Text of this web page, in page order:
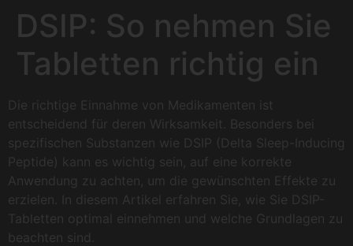
DSIP: So nehmen Sie
Tabletten richtig ein
Die richtige Einnahme von Medikamenten ist
entscheidend für deren Wirksamkeit. Besonders bei
spezifischen Substanzen wie DSIP (Delta Sleep-Inducing
Peptide) kann es wichtig sein, auf eine korrekte
Anwendung zu achten, um die gewünschten Effekte zu
erzielen. In diesem Artikel erfahren Sie, wie Sie DSIP-
Tabletten optimal einnehmen und welche Grundlagen zu
beachten sind.